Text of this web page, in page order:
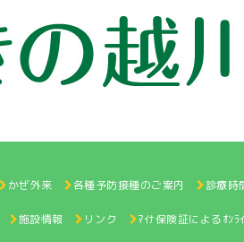
かぜ外来 各種予防接種のご案内 診療時
施設情報 リンク ﾏｲﾅ保険証によるｵﾝ